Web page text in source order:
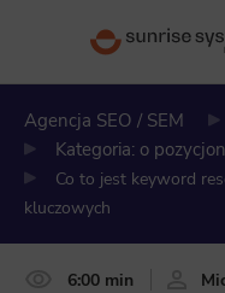
Agencja SEO / SEM
Kategoria: o
Co to jest keyword
kluczowych
6:00 min